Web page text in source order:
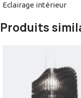
Eclairage intérieur
Produits